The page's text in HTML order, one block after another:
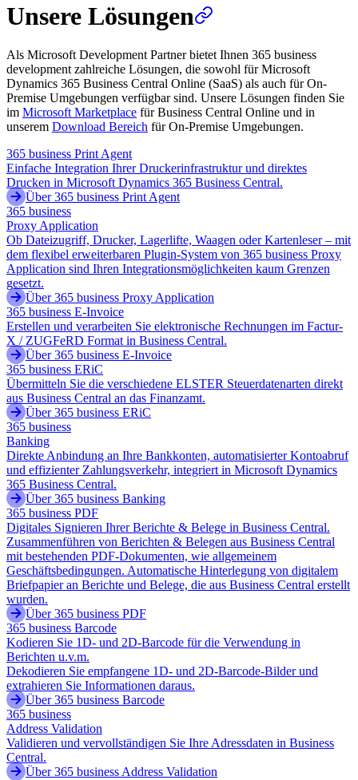
Unsere Lösungen
Als Microsoft Development Partner bietet Ihnen 365 business
development zahlreiche Lösungen, die sowohl für Microsoft
Dynamics 365 Business Central Online (SaaS) als auch für On-
Premise Umgebungen verfügbar sind. Unsere Lösungen finden Sie
im Microsoft Marketplace für Business Central Online und in
unserem Download Bereich für On-Premise Umgebungen.
365 business Print Agent
Einfache Integration Ihrer Druckerinfrastruktur und direktes
Drucken in Microsoft Dynamics 365 Business Central.
Über 365 business Print Agent
365 business
Proxy Application
Ob Dateizugriff, Drucker, Lagerlifte, Waagen oder Kartenleser – mit
dem flexibel erweiterbaren Plugin-System von 365 business Proxy
Application sind Ihren Integrationsmöglichkeiten kaum Grenzen
gesetzt.
Über 365 business Proxy Application
365 business E-Invoice
Erstellen und verarbeiten Sie elektronische Rechnungen im Factur-
X / ZUGFeRD Format in Business Central.
Über 365 business E-Invoice
365 business ERiC
Übermitteln Sie die verschiedene ELSTER Steuerdatenarten direkt
aus Business Central an das Finanzamt.
Über 365 business ERiC
365 business
Banking
Direkte Anbindung an Ihre Bankkonten, automatisierter Kontoabruf
und effizienter Zahlungsverkehr, integriert in Microsoft Dynamics
365 Business Central.
Über 365 business Banking
365 business PDF
Digitales Signieren Ihrer Berichte & Belege in Business Central.
Zusammenführen von Berichten & Belegen aus Business Central
mit bestehenden PDF-Dokumenten, wie allgemeinem
Geschäftsbedingungen. Automatische Hinterlegung von digitalem
Briefpapier an Berichte und Belege, die aus Business Central erstellt
wurden.
Über 365 business PDF
365 business Barcode
Kodieren Sie 1D- und 2D-Barcode für die Verwendung in
Berichten u.v.m.
Dekodieren Sie empfangene 1D- und 2D-Barcode-Bilder und
extrahieren Sie Informationen daraus.
Über 365 business Barcode
365 business
Address Validation
Validieren und vervollständigen Sie Ihre Adressdaten in Business
Central.
Über 365 business Address Validation